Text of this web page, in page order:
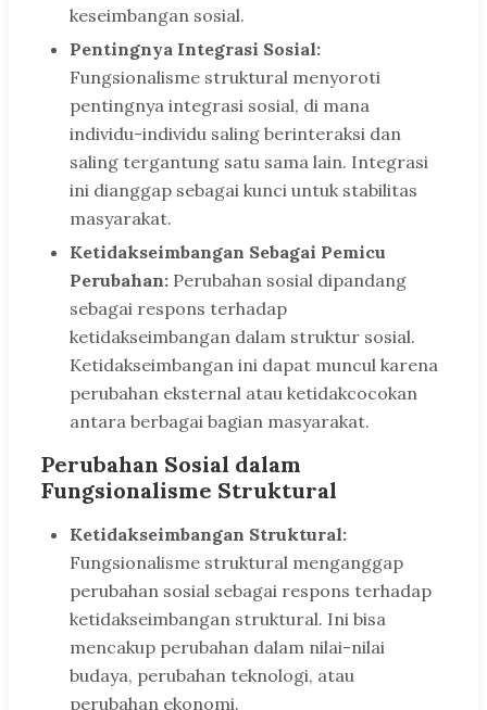
keseimbangan sosial.
Pentingnya Integrasi Sosial:
Fungsionalisme struktural menyoroti
pentingnya integrasi sosial, di mana
individu-individu saling berinteraksi dan
saling tergantung satu sama lain. Integrasi
ini dianggap sebagai kunci untuk stabilitas
masyarakat.
Ketidakseimbangan Sebagai Pemicu
Perubahan: Perubahan sosial dipandang
sebagai respons terhadap
ketidakseimbangan dalam struktur sosial.
Ketidakseimbangan ini dapat muncul karena
perubahan eksternal atau ketidakcocokan
antara berbagai bagian masyarakat.
Perubahan Sosial dalam
Fungsionalisme Struktural
Ketidakseimbangan Struktural:
Fungsionalisme struktural menganggap
perubahan sosial sebagai respons terhadap
ketidakseimbangan struktural. Ini bisa
mencakup perubahan dalam nilai-nilai
budaya, perubahan teknologi, atau
perubahan ekonomi.